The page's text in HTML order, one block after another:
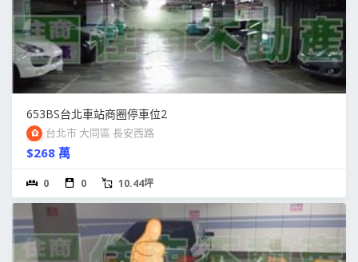
653BS台北車站商圈停車位2
台北市 大同區 長安西路
$268 萬
0 0 10.44坪